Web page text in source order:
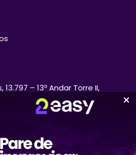
– 13º Andar Torre II,
04794-000